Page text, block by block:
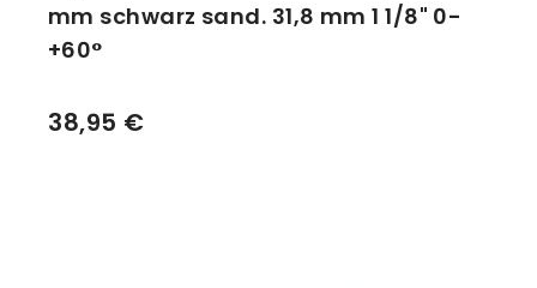
mm schwarz sand. 31,8 mm 1 1/8" 0-
+60°
38,95 €